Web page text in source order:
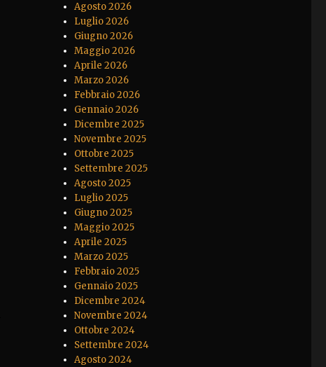
Agosto 2026
Luglio 2026
Giugno 2026
Maggio 2026
Aprile 2026
Marzo 2026
Febbraio 2026
Gennaio 2026
Dicembre 2025
Novembre 2025
Ottobre 2025
Settembre 2025
Agosto 2025
Luglio 2025
Giugno 2025
Maggio 2025
Aprile 2025
Marzo 2025
Febbraio 2025
Gennaio 2025
Dicembre 2024
Novembre 2024
Ottobre 2024
Settembre 2024
Agosto 2024